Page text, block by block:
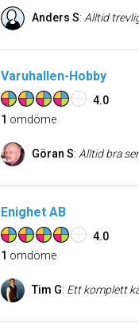
Anders S: Alltid
Varuhallen-Hobby
4.0
1 omdöme
Göran S: Alltid bra
Enighet AB
4.0
1 omdöme
Tim G: Ett komplett